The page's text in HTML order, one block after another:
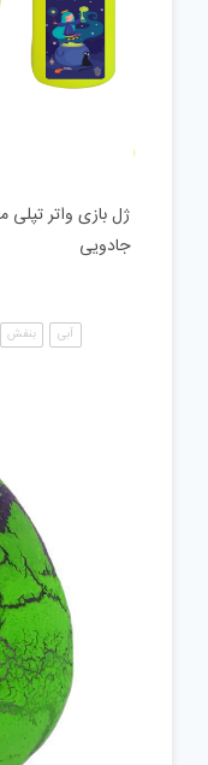
جادویی
آبی بنفش